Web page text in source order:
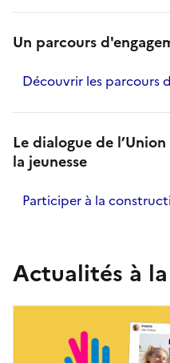
Un parcours
Découvrir les parcours
Le dialogue de
la jeunesse
Participer à la
Actualités à